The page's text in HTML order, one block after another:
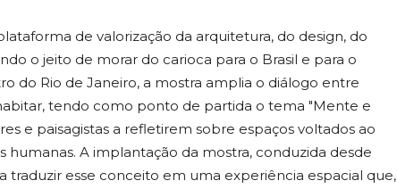
de valorização da arquitetura, do design, do
o jeito de morar do carioca para o Brasil e para o
do Rio de Janeiro, a mostra amplia o diálogo entre
tendo como ponto de partida o tema "Mente e
e paisagistas a refletirem sobre espaços voltados ao
A implantação da mostra, conduzida desde
traduzir esse conceito em uma experiência espacial que,